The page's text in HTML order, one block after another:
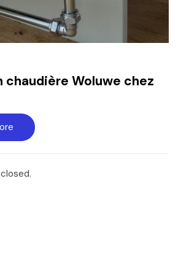
chaudière Woluwe chez